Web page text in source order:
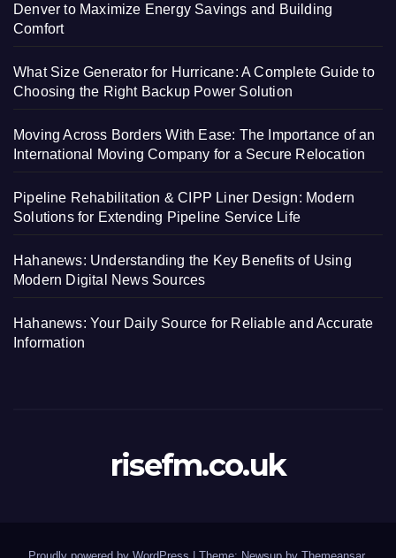
Denver to Maximize Energy Savings and Building
Comfort
What Size Generator for Hurricane: A Complete Guide to
Choosing the Right Backup Power Solution
Moving Across Borders With Ease: The Importance of an
International Moving Company for a Secure Relocation
Pipeline Rehabilitation & CIPP Liner Design: Modern
Solutions for Extending Pipeline Service Life
Hahanews: Understanding the Key Benefits of Using
Modern Digital News Sources
Hahanews: Your Daily Source for Reliable and Accurate
Information
risefm.co.uk